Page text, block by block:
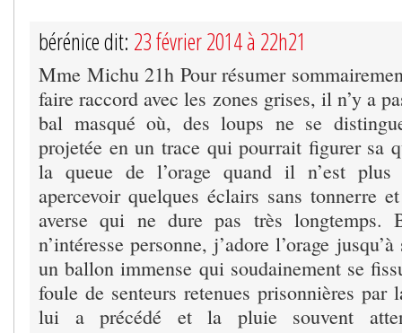
bérénice dit: 23 février 2014 à 22h21
Mme Michu 21h Pour résumer
faire raccord avec les zones grises, il n’y a
bal masqué où, des loups ne se
projetée en un trace qui pourrait figurer sa
la queue de l’orage quand il n’est plus
apercevoir quelques éclairs sans tonnerre
averse qui ne dure pas très longtemps.
n’intéresse personne, j’adore l’orage
un ballon immense qui soudainement se
foule de senteurs retenues prisonnières par
lui a précédé et la pluie souvent